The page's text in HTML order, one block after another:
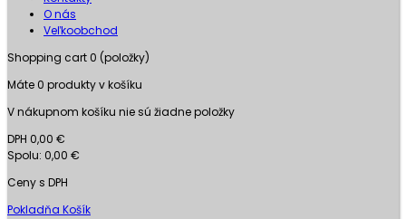
O nás
Veľkoobchod
Shopping cart0 (položky)
Máte0 produkty v košíku
V nákupnom košíku nie sú žiadne položky
DPH 0,00 €
Spolu: 0,00 €
Ceny s DPH
Pokladňa Košík